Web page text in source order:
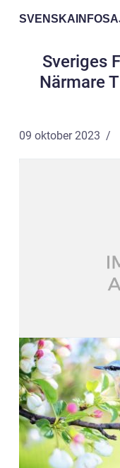
Sveriges
Närmare
09 oktober 2023